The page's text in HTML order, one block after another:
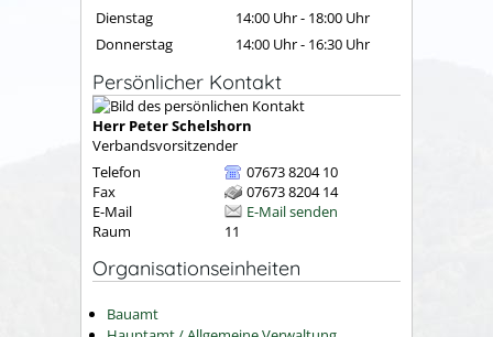
Dienstag
14:00 Uhr- 18:00 Uhr
Donnerstag
14:00 Uhr- 16:30 Uhr
Persönlicher Kontakt
Herr PeterSchelshorn
Verbandsvorsitzender
Telefon
07673 8204 10
Fax
07673 8204 14
E-Mail
E-Mail senden
Raum
11
Organisationseinheiten
Bauamt